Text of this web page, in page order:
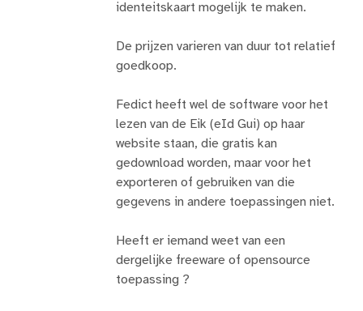
identeitskaart mogelijk te maken.
De prijzen varieren van duur tot relatief
goedkoop.
Fedict heeft wel de software voor het
lezen van de Eik (eId Gui) op haar
website staan, die gratis kan
gedownload worden, maar voor het
exporteren of gebruiken van die
gegevens in andere toepassingen niet.
Heeft er iemand weet van een
dergelijke freeware of opensource
toepassing ?